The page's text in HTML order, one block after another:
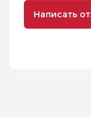
Написать